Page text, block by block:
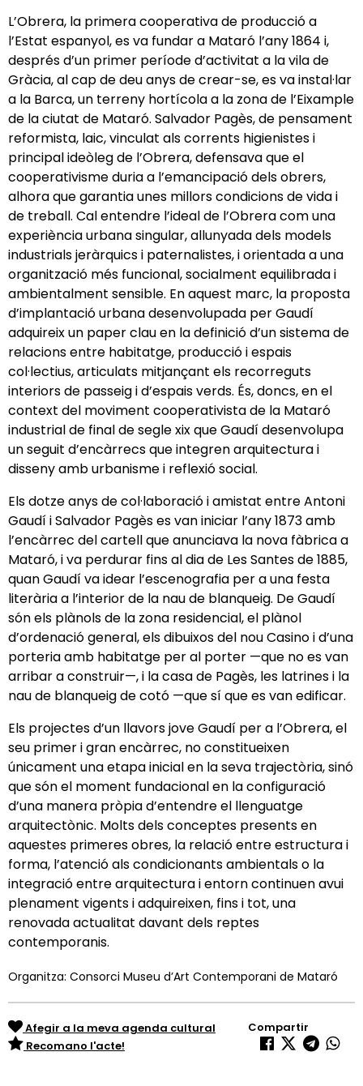
L’Obrera, la primera cooperativa de producció a
l’Estat espanyol, es va fundar a Mataró l’any 1864 i,
després d’un primer període d’activitat a la vila de
Gràcia, al cap de deu anys de crear-se, es va instal·lar
a la Barca, un terreny hortícola a la zona de l’Eixample
de la ciutat de Mataró. Salvador Pagès, de pensament
reformista, laic, vinculat als corrents higienistes i
principal ideòleg de l’Obrera, defensava que el
cooperativisme duria a l’emancipació dels obrers,
alhora que garantia unes millors condicions de vida i
de treball. Cal entendre l’ideal de l’Obrera com una
experiència urbana singular, allunyada dels models
industrials jeràrquics i paternalistes, i orientada a una
organització més funcional, socialment equilibrada i
ambientalment sensible. En aquest marc, la proposta
d’implantació urbana desenvolupada per Gaudí
adquireix un paper clau en la definició d’un sistema de
relacions entre habitatge, producció i espais
col·lectius, articulats mitjançant els recorreguts
interiors de passeig i d’espais verds. És, doncs, en el
context del moviment cooperativista de la Mataró
industrial de final de segle xix que Gaudí desenvolupa
un seguit d’encàrrecs que integren arquitectura i
disseny amb urbanisme i reflexió social.
Els dotze anys de col·laboració i amistat entre Antoni
Gaudí i Salvador Pagès es van iniciar l’any 1873 amb
l’encàrrec del cartell que anunciava la nova fàbrica a
Mataró, i va perdurar fins al dia de Les Santes de 1885,
quan Gaudí va idear l’escenografia per a una festa
literària a l’interior de la nau de blanqueig. De Gaudí
són els plànols de la zona residencial, el plànol
d’ordenació general, els dibuixos del nou Casino i d’una
porteria amb habitatge per al porter —que no es van
arribar a construir—, i la casa de Pagès, les latrines i la
nau de blanqueig de cotó —que sí que es van edificar.
Els projectes d’un llavors jove Gaudí per a l’Obrera, el
seu primer i gran encàrrec, no constitueixen
únicament una etapa inicial en la seva trajectòria, sinó
que són el moment fundacional en la configuració
d’una manera pròpia d’entendre el llenguatge
arquitectònic. Molts dels conceptes presents en
aquestes primeres obres, la relació entre estructura i
forma, l’atenció als condicionants ambientals o la
integració entre arquitectura i entorn continuen avui
plenament vigents i adquireixen, fins i tot, una
renovada actualitat davant dels reptes
contemporanis.
Organitza: Consorci Museu d’Art Contemporani de Mataró
Afegir a la meva agenda cultural
Recomano l'acte!
Compartir